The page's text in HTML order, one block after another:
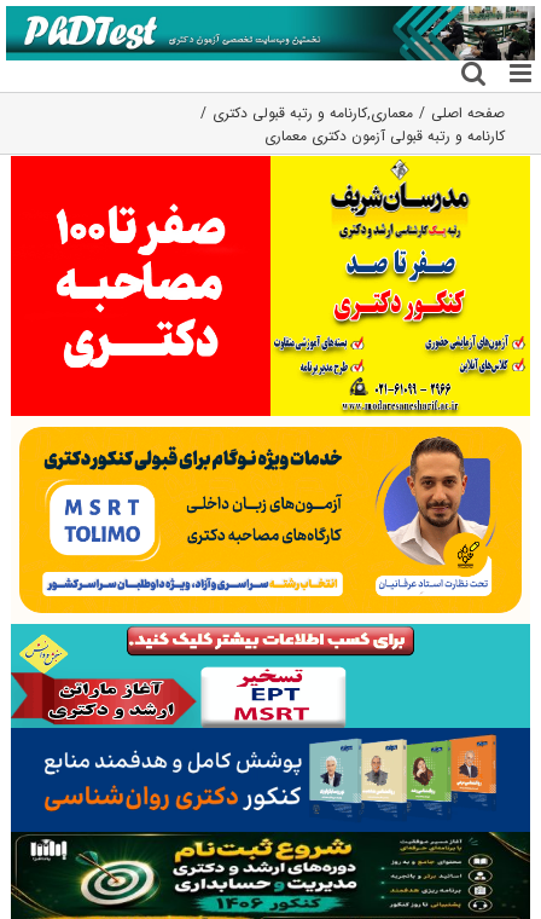
رفتن
به
محتوا
صفحه اصلی معماری,کارنامه و رتبه قبولی دکتری
کارنامه و رتبه قبولی آزمون دکتری ﻣﻌﻤﺎری